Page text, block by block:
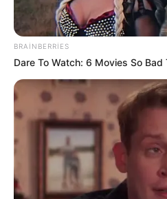
HƏMÇININ OXUYUN
Qaydalar
"Qaçqınkom"
AÇIQLAMA YAYDI
Yeni təyin olunan
Pensiya alanlara
BRAINBERRIES
Dare To Watch: 6 Movies So Bad